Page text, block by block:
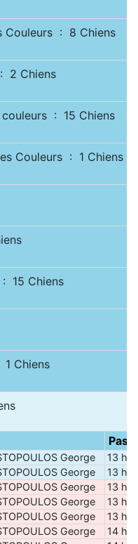
Couleurs : 8 Chiens
2 Chiens
couleurs : 15 Chiens
Couleurs : 1 Chiens
: 15 Chiens
1 Chiens
George
13 h
George
13 h
George
13 h
George
13 h
George
13 h
George
14 h